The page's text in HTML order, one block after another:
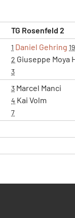
TG Rosenfeld 2
1 Daniel Gehring 19
2 Giuseppe Moya
3
3 Marcel Manci
4 Kai Volm
7